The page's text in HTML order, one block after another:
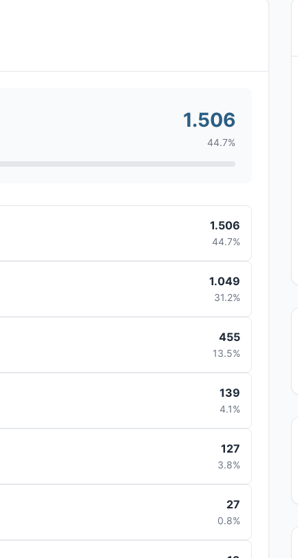
1.506
44.7%
1.506
44.7%
1.049
31.2%
455
13.5%
139
4.1%
127
3.8%
27
0.8%